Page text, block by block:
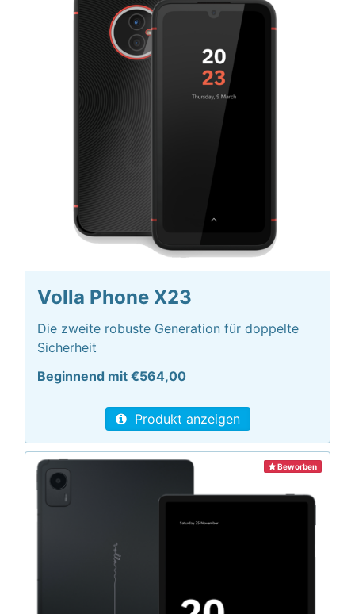
Volla Phone X23
Die zweite robuste Generation für doppelte
Sicherheit
Beginnend mit €564,00
Produkt anzeigen
Beworben